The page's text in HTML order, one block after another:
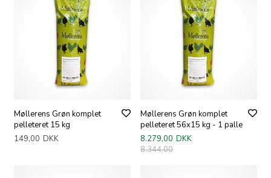
Møllerens Grøn komplet
pelleteret 15 kg
149,00 DKK
Møllerens Grøn komplet
pelleteret 56x15 kg - 1 palle
8.279,00 DKK
8.344,00